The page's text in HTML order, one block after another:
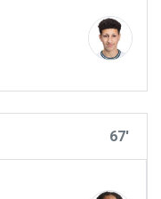
67'